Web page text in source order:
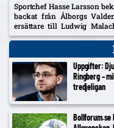
Sportchef Hasse Larsson
backat från Ålborgs
ersättare till Ludwig
augusti.
Uppgifter:
Ringberg –
tredjeligan
Bollforum.se